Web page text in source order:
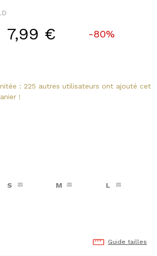
from
7,99 € -80%
: 225 autres utilisateurs ont ajouté cet
!
S M L
Guide tailles